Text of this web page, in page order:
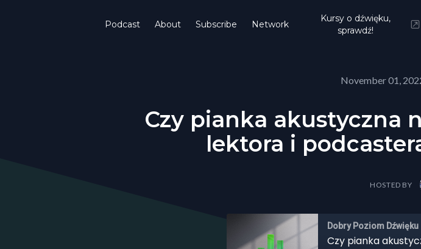
Podcast About Subscribe Network
Kursy o dźwięku,
sprawdź!
November 01,
Czy pianka akustyczna
lektora i
HOSTED BY
Dobry Poziom Dźwięku